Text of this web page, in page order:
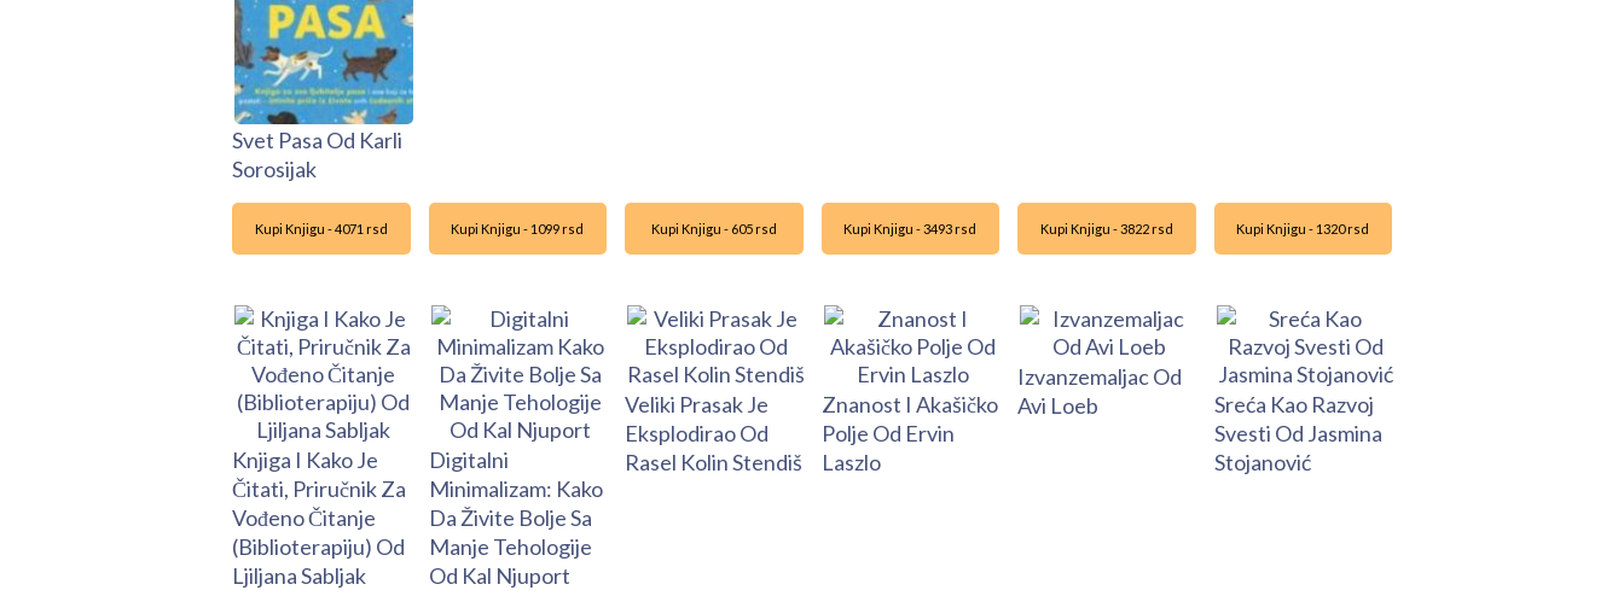
Svet Pasa Od Karli
Sorosijak
Kupi Knjigu - 4071 rsd
Knjiga I Kako Je
Čitati, Priručnik Za
Vođeno Čitanje
(Biblioterapiju) Od
Ljiljana Sabljak
Kupi Knjigu - 1099 rsd
Digitalni
Minimalizam: Kako
Da Živite Bolje Sa
Manje Tehologije
Od Kal Njuport
Kupi Knjigu - 605 rsd
Veliki Prasak Je
Eksplodirao Od
Rasel Kolin Stendiš
Kupi Knjigu - 3493 rsd
Znanost I Akašičko
Polje Od Ervin
Laszlo
Kupi Knjigu - 3822 rsd
Izvanzemaljac Od
Avi Loeb
Kupi Knjigu - 1320 rsd
Sreća Kao Razvoj
Svesti Od Jasmina
Stojanović